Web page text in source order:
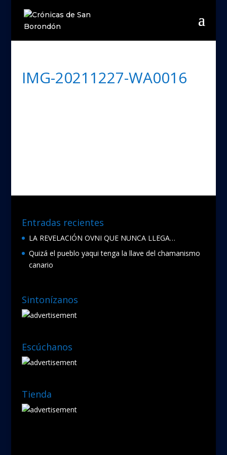
IMG-20211227-WA0016
Entradas recientes
LA REVELACIÓN OVNI QUE NUNCA LLEGA…
Quizá el pueblo yaqui tenga la llave del chamanismo
canario
Sintonízanos
Escúchanos
Tienda